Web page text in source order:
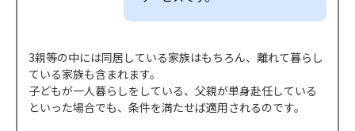
3親等の中には同居している家族はもちろん、離れて暮らし
ている家族も含まれます。
子どもが一人暮らしをしている、父親が単身赴任している
といった場合でも、条件を満たせば適用されるのです。